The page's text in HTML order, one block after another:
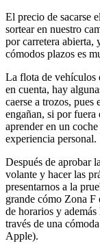
El precio de sacarse
sortear en nuestro
por carretera abierta,
cómodos plazos es
La flota de vehículos
en cuenta, hay
caerse a trozos, pues
engañan, si por
aprender en un
experiencia personal.
Después de aprobar
volante y hacer las
presentarnos a la
grande cómo Zona F
de horarios y
través de una
Apple).